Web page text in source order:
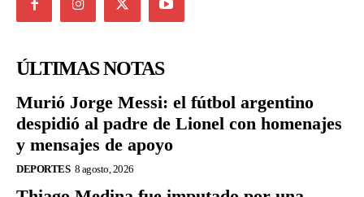
ÚLTIMAS NOTAS
Murió Jorge Messi: el fútbol argentino
despidió al padre de Lionel con homenajes
y mensajes de apoyo
DEPORTES 8 agosto, 2026